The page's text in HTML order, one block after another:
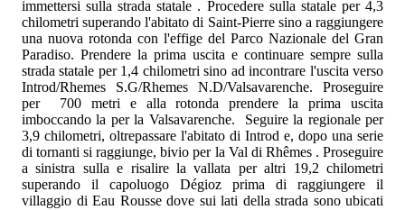
immettersi sulla strada statale . Procedere sulla statale per 4,3
chilometri superando l'abitato di Saint-Pierre sino a raggiungere
una nuova rotonda con l'effige del Parco Nazionale del Gran
Paradiso. Prendere la prima uscita e continuare sempre sulla
strada statale per 1,4 chilometri sino ad incontrare l'uscita verso
Introd/Rhemes S.G/Rhemes N.D/Valsavarenche. Proseguire
per 700 metri e alla rotonda prendere la prima uscita
imboccando la per la Valsavarenche. Seguire la regionale per
3,9 chilometri, oltrepassare l'abitato di Introd e, dopo una serie
di tornanti si raggiunge, bivio per la Val di Rhêmes . Proseguire
a sinistra sullae risalire la vallata per altri 19,2 chilometri
superando il capoluogo Dégioz prima di raggiungere il
villaggio di Eau Rousse dove sui lati della strada sono ubicati